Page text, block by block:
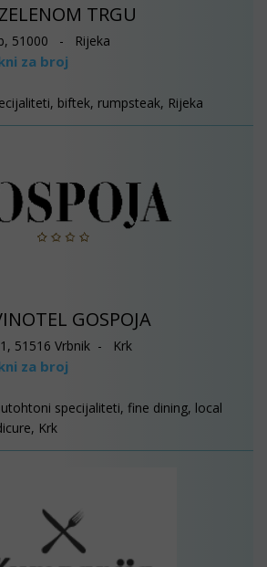
TRGU
51000 - Rijeka
za broj
biftek, rumpsteak, Rijeka
GOSPOJA
1, 51516 Vrbnik - Krk
za broj
specijaliteti, fine dining, local
Krk